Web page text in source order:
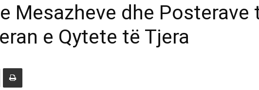
Mesazheve dhe Posterave
e Qytete të Tjera